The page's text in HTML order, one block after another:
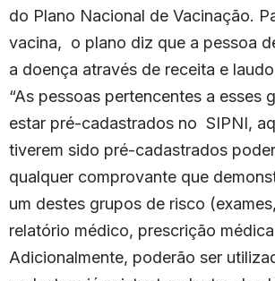
do Plano Nacional de Vacinação.
vacina, o plano diz que a pessoa
a doença através de receita e
“As pessoas pertencentes a esses
estar pré-cadastrados no SIPNI,
tiverem sido pré-cadastrados
qualquer comprovante que
um destes grupos de risco
relatório médico, prescrição
Adicionalmente, poderão ser